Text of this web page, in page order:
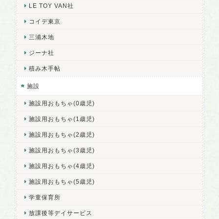
LE TOY VAN社
コイデ東京
三浦木地
ジーナ社
積み木手帖
施設
施設用おもちゃ(0歳児)
施設用おもちゃ(1歳児)
施設用おもちゃ(2歳児)
施設用おもちゃ(3歳児)
施設用おもちゃ(4歳児)
施設用おもちゃ(5歳児)
学童保育所
放課後等デイサービス